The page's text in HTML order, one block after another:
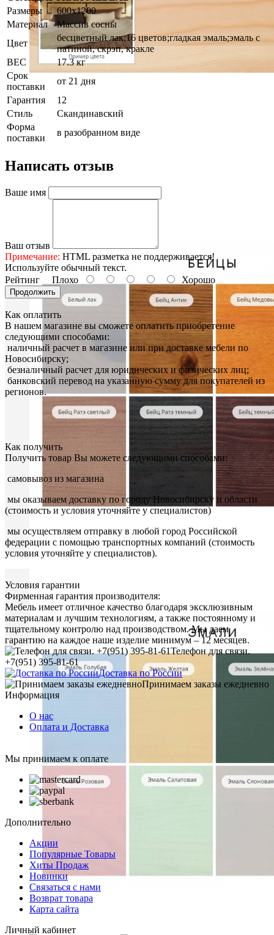
Размеры
600x1200
Материал
Массив сосны
Цвет
бесцветный лак;16 цветов;гладкая эмаль;эмаль с
патиной, скрэп, кракле
ВЕС
17.3 кг
Срок
поставки
от 21 дня
Гарантия
12
Стиль
Скандинавcкий
Форма
поставки
в разобранном виде
Написать отзыв
Ваше имя
Ваш отзыв
Примечание: HTML разметка не поддерживается!
Используйте обычный текст.
Рейтинг Плохо Хорошо
Продолжить
Как оплатить
В нашем магазине вы сможете оплатить приобретение
следующими способами:
наличный расчет в магазине или при доставке мебели по
Новосибирску;
безналичный расчет для юридических и физических лиц;
банковский перевод на указанную сумму для покупателей из
регионов.
Как получить
Получить товар Вы можете следующими способами:
самовывоз из магазина
мы оказываем доставку по городу Новосибирску и области
(стоимость и условия уточняйте у специалистов)
мы осуществляем отправку в любой город Российской
федерации с помощью транспортных компаний (стоимость
условия уточняйте у специалистов).
Условия гарантии
Фирменная гарантия производителя:
Мебель имеет отличное качество благодаря эксклюзивным
материалам и лучшим технологиям, а также постоянному и
тщательному контролю над производством. Мы даем
гарантию на каждое наше изделие минимум – 12 месяцев.
Телефон для связи.
+7(951) 395-81-61
Доставка по России
Принимаем заказы ежедневно
Информация
О нас
Оплата и Доставка
Мы принимаем к оплате
Дополнительно
Акции
Популярные Товары
Хиты Продаж
Новинки
Связаться с нами
Возврат товара
Карта сайта
Личный кабинет